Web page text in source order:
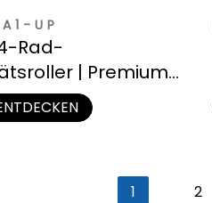
UP
Rad-
| Premium-
1 2